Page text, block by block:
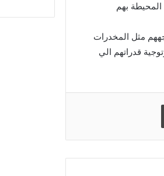
المحيطة بهم
مثل المخدرات
قدراتهم الي
طباعة